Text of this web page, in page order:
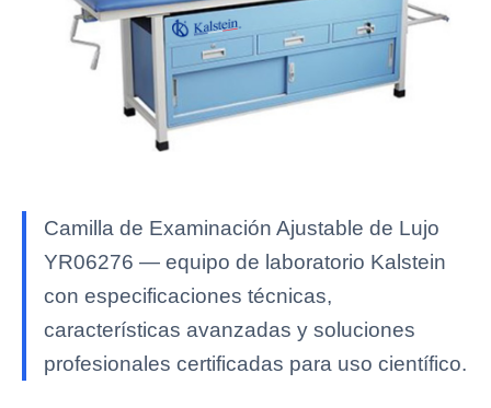
Camilla de Examinación Ajustable de Lujo
YR06276 — equipo de laboratorio Kalstein
con especificaciones técnicas,
características avanzadas y soluciones
profesionales certificadas para uso científico.